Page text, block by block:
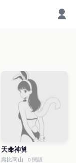
天命神算
壽比南山 0 閱讀